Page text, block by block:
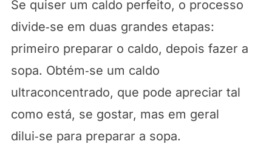
Se quiser um caldo perfeito, o processo
divide‑se em duas grandes etapas:
primeiro preparar o caldo, depois fazer a
sopa. Obtém‑se um caldo
ultraconcentrado, que pode apreciar tal
como está, se gostar, mas em geral
dilui‑se para preparar a sopa.